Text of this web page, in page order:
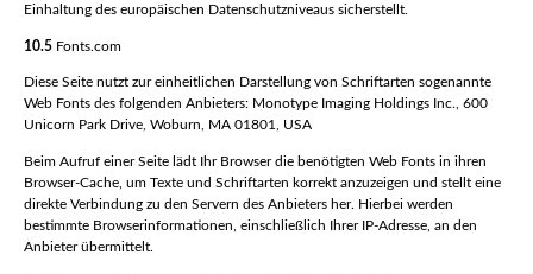
Einhaltung des europäischen Datenschutzniveaus sicherstellt.
10.5 Fonts.com
Diese Seite nutzt zur einheitlichen Darstellung von Schriftarten sogenannte
Web Fonts des folgenden Anbieters: Monotype Imaging Holdings Inc., 600
Unicorn Park Drive, Woburn, MA 01801, USA
Beim Aufruf einer Seite lädt Ihr Browser die benötigten Web Fonts in ihren
Browser-Cache, um Texte und Schriftarten korrekt anzuzeigen und stellt eine
direkte Verbindung zu den Servern des Anbieters her. Hierbei werden
bestimmte Browserinformationen, einschließlich Ihrer IP-Adresse, an den
Anbieter übermittelt.